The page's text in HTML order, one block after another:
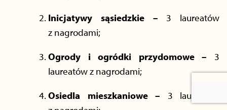
Inicjatywy sąsiedzkie – 3 laureatów
z nagrodami;
Ogrody i ogródki przydomowe – 3
laureatów z nagrodami;
Osiedla mieszkaniowe – 3 laureatów